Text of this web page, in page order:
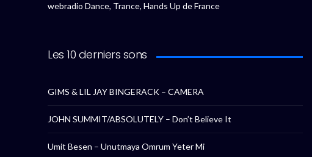
webradio Dance, Trance, Hands Up de France
Les 10 derniers sons
GIMS & LIL JAY BINGERACK – CAMERA
JOHN SUMMIT/ABSOLUTELY – Don’t Believe It
Umit Besen – Unutmaya Omrum Yeter Mi